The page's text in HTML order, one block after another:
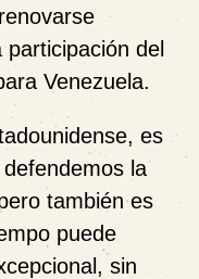
del
Venezuela.
es
la
también es
puede
sin